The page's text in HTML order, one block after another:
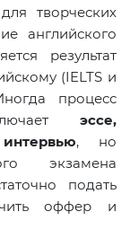
творческих
английского
результат
(IELTS и
процесс
эссе,
, но
экзамена
подать
оффер и